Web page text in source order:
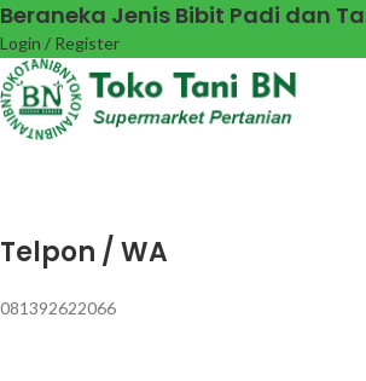
Beraneka Jenis Bibit Padi dan
Login / Register
Telpon / WA
081392622066